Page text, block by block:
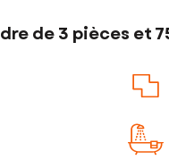
de 3 pièces et